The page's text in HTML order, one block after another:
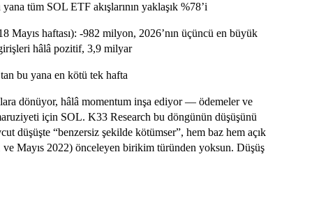
tüm SOL ETF akışlarının yaklaşık %78’i
Mayıs haftası): -982 milyon, 2026’nın üçüncü en büyük
girişleri hâlâ pozitif, 3,9 milyar
bu yana en kötü tek hafta
dönüyor, hâlâ momentum inşa ediyor — ödemeler ve
için SOL. K33 Research bu döngünün düşüşünü
düşüşte “benzersiz şekilde kötümser”, hem baz hem açık
Mayıs 2022) önceleyen birikim türünden yoksun. Düşüş